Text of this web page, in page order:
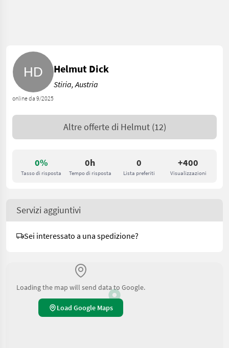
0%
Tasso di risposta
0h
Tempo di risposta
0
Lista preferiti
+400
Visualizzazioni
online da 9/2025
Helmut Dick
Stiria, Austria
Altre offerte di Helmut (12)
Servizi aggiuntivi
Sei interessato a una spedizione?
Loading the map will send data to Google.
Load Google Maps